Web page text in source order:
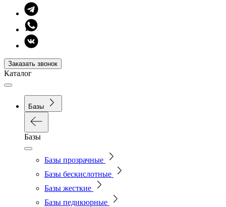
Заказать звонок
Каталог
Базы
Базы
Базы прозрачные
Базы бескислотные
Базы жесткие
Базы педикюрные